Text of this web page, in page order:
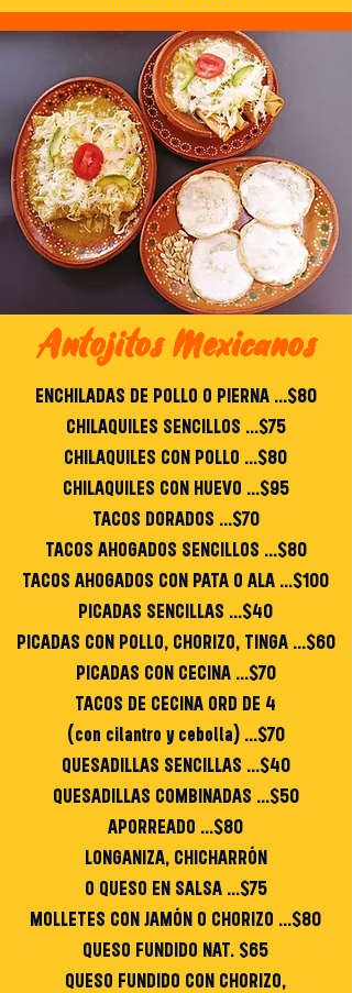
Antojitos Mexicanos
ENCHILADAS DE POLLO O PIERNA ...$80
CHILAQUILES SENCILLOS ...$75
CHILAQUILES CON POLLO ...$80
CHILAQUILES CON HUEVO ...$95
TACOS DORADOS ...$70
TACOS AHOGADOS SENCILLOS ...$80
TACOS AHOGADOS CON PATA O ALA ...$100
PICADAS SENCILLAS ...$40
PICADAS CON POLLO, CHORIZO, TINGA ...$60
PICADAS CON CECINA ...$70
TACOS DE CECINA ORD DE 4
(con cilantro y cebolla) ...$70
QUESADILLAS SENCILLAS ...$40
QUESADILLAS COMBINADAS ...$50
APORREADO ...$80
LONGANIZA, CHICHARRÓN
O QUESO EN SALSA ...$75
MOLLETES CON JAMÓN O CHORIZO ...$80
QUESO FUNDIDO NAT. $65
QUESO FUNDIDO CON CHORIZO,